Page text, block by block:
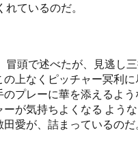
れているのだ。
冒頭で述べたが、見逃し
の上なくピッチャー冥利に
プレーに華を添えるよう
ーが気持ちよくなる よう
愛が、詰まっているのだ